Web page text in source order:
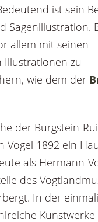
ist sein
Sagenillustration.
allem mit seinen
Illustrationen zu
wie dem der
der Burgstein-
Vogel 1892 ein
als Hermann-
des
In der